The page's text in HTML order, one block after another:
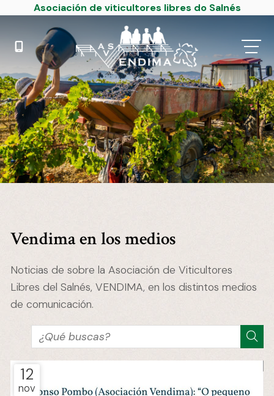
Asociación de viticultores libres do Salnés
Vendima en los medios
Noticias de sobre la Asociación de Viticultores
Libres del Salnés, VENDIMA, en los distintos medios
de comunicación.
12
nov